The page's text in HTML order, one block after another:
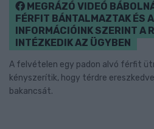
MEGRÁZÓ VIDEÓ
FÉRFIT BÁNTALMAZTAK ÉS
INFORMÁCIÓINK SZERINT A
INTÉZKEDIK AZ ÜGYBEN
A felvételen egy padon alvó férfit
kényszerítik, hogy térdre
bakancsát.